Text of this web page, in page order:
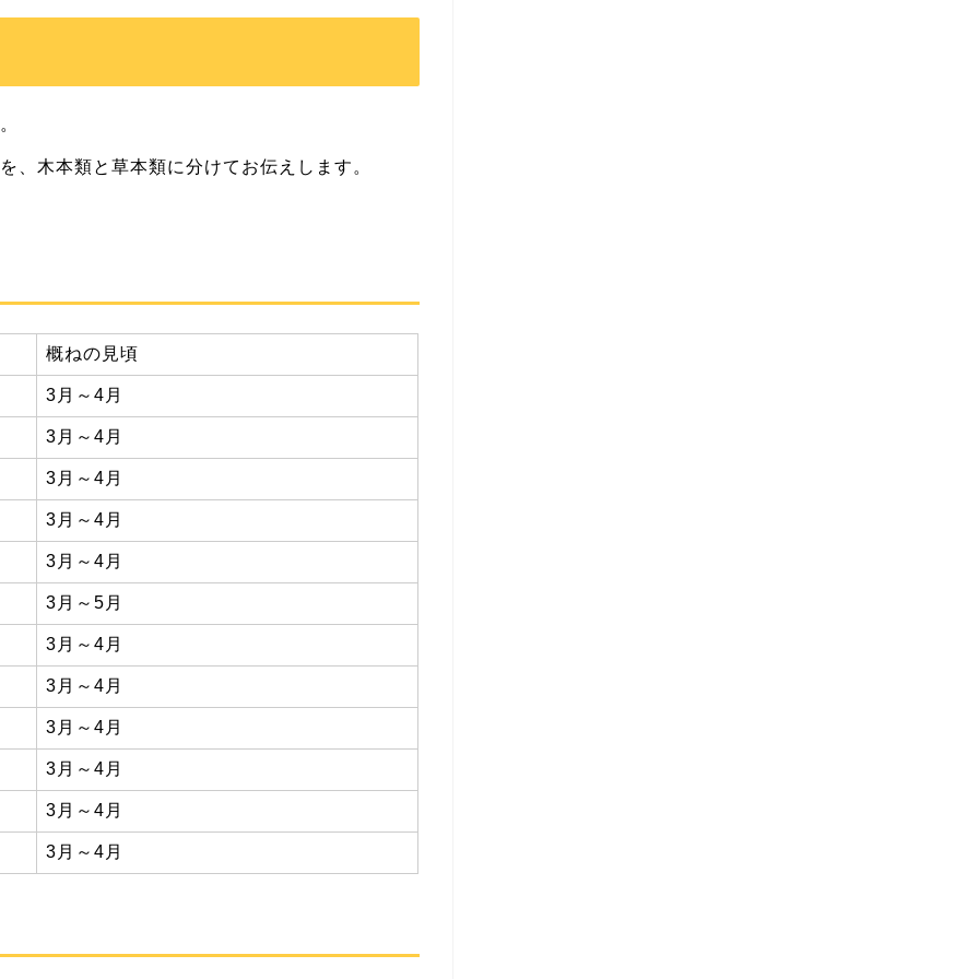
、木本類と草本類に分けてお伝えします。
概ねの見頃
3月～4月
3月～4月
3月～4月
3月～4月
3月～4月
3月～5月
3月～4月
3月～4月
3月～4月
3月～4月
3月～4月
3月～4月